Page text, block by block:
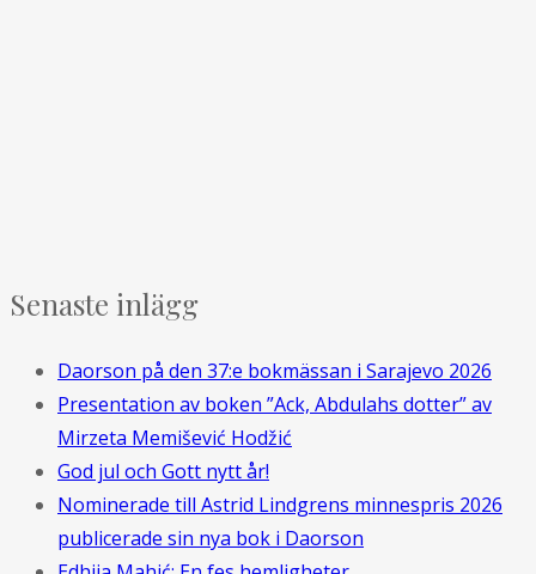
Senaste inlägg
Daorson på den 37:e bokmässan i Sarajevo 2026
Presentation av boken ”Ack, Abdulahs dotter” av
Mirzeta Memišević Hodžić
God jul och Gott nytt år!
Nominerade till Astrid Lindgrens minnespris 2026
publicerade sin nya bok i Daorson